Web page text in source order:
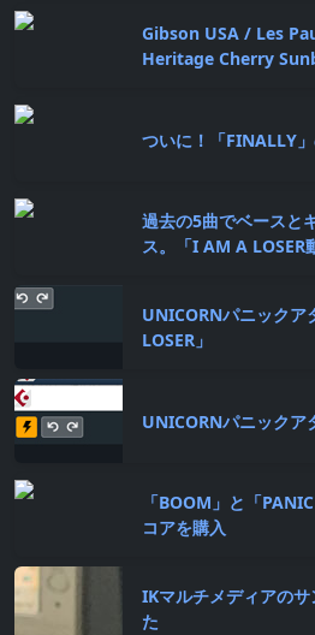
Gibson USA / Les
Heritage Cherry
ついに！「FINALLY
過去の5曲でベースと
ス。「I AM A LOSER
UNICORNパニック
LOSER」
UNICORNパニックア
「BOOM」と「
コアを購入
IKマルチメディアの
た